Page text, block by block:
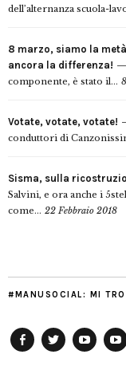
dell’alternanza scuola-
8 marzo, siamo la
ancora la differenza!
componente, è stato il...
Votate, votate, votate!
conduttori di
Sisma, sulla
Salvini, e ora anche i
come... 22 Febbraio 2018
#MANUSOCIAL: MI